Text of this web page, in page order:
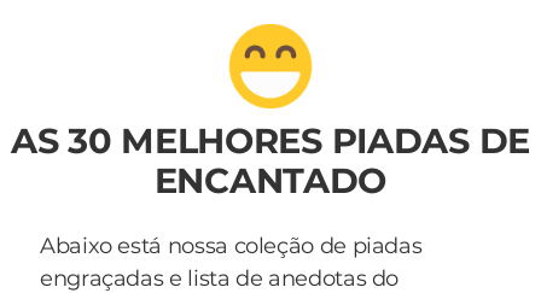
AS 30 MELHORES PIADAS DE
ENCANTADO
Abaixo está nossa coleção de piadas
engraçadas e lista de anedotas do